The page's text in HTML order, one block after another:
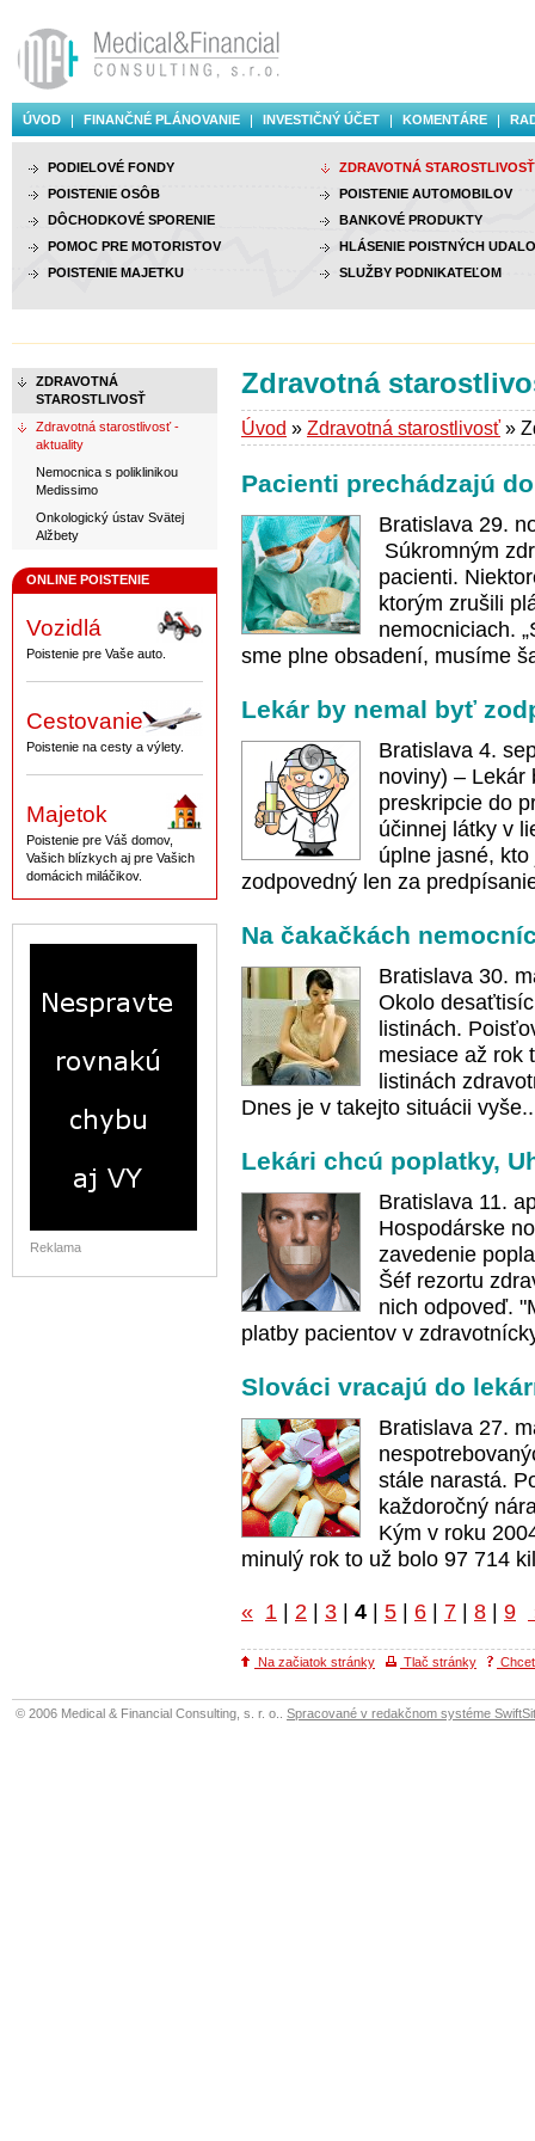
ÚVOD FINANČNÉ PLÁNOVANIE INVESTIČNÝ ÚČET KOMENTÁRE
PODIELOVÉ FONDY
POISTENIE OSÔB
DÔCHODKOVÉ SPORENIE
POMOC PRE MOTORISTOV
POISTENIE MAJETKU
ZDRAVOTNÁ STAROSTLIVOSŤ
POISTENIE AUTOMOBILOV
BANKOVÉ PRODUKTY
HLÁSENIE POISTNÝCH
SLUŽBY PODNIKATEĽOM
ZDRAVOTNÁ
STAROSTLIVOSŤ
Zdravotná starostlivosť -
aktuality
Nemocnica s poliklinikou
Medissimo
Onkologický ústav Svätej
Alžbety
ONLINE POISTENIE
Vozidlá
Poistenie pre Vaše auto.
Cestovanie
Poistenie na cesty a výlety.
Majetok
Poistenie pre Váš domov,
Vašich blízkych aj pre Vašich
domácich miláčikov.
Reklama
Zdravotná
Úvod » Zdravotná starostlivosť»
Pacienti prechádzajú
Bratislava 29.
Súkromným
pacienti.
ktorým zrušili
nemocniciach.
sme plne obsadení, musíme
Lekár by nemal byť
Bratislava 4.
noviny) – Lekár
preskripcie do
účinnej látky v
úplne jasné,
zodpovedný len za
Na čakačkách
Bratislava 30.
Okolo
listinách.
mesiace až rok
listinách
Dnes je v takejto situácii
Lekári chcú poplatky,
Bratislava 11.
Hospodárske
zavedenie
Šéf rezortu
nich odpoveď.
platby pacientov v
Slováci vracajú do
Bratislava 27.
stále narastá.
každoročný
Kým v roku
minulý rok to už bolo 97 714
« 1 2 3 4 5 6 7 8 9
Na začiatok stránky Tlač stránky
© 2006 Medical & Financial Consulting, s. r. o.. Spracované v redakčnom systéme